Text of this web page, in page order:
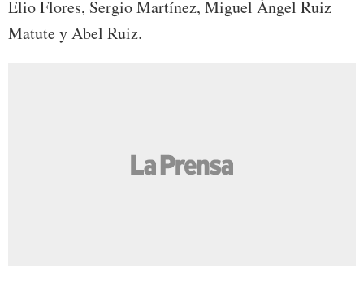
Elio Flores, Sergio Martínez, Miguel Ángel Ruiz
Matute y Abel Ruiz.